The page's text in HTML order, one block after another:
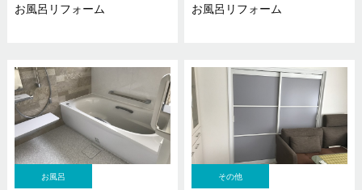
お風呂リフォーム お風呂リフォーム
お風呂 その他